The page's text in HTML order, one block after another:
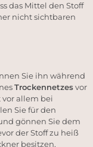
das Mittel den Stoff
nicht sichtbaren
Sie ihn während
Trockennetzesvor
vor allem bei
Sie für den
gönnen Sie dem
der Stoff zu heiß
besitzen,